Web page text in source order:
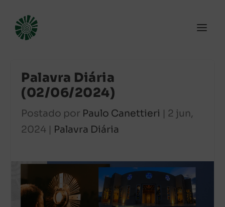
Palavra Diária
(02/06/2024)
Postado por Paulo Canettieri | 2 jun,
2024 | Palavra Diária